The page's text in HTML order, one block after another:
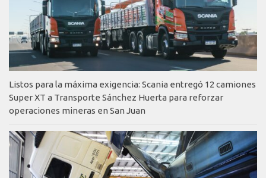
Listos para la máxima exigencia: Scania entregó 12 camiones
Super XT a Transporte Sánchez Huerta para reforzar
operaciones mineras en San Juan